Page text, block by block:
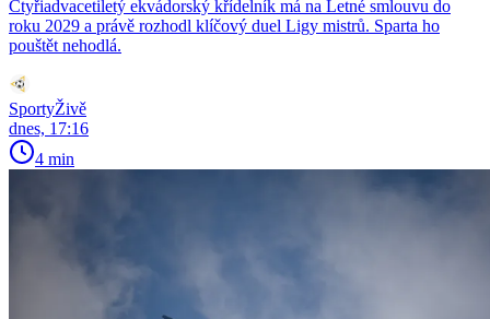
Čtyřiadvacetiletý ekvádorský křídelník má na Letné smlouvu do
roku 2029 a právě rozhodl klíčový duel Ligy mistrů. Sparta ho
pouštět nehodlá.
SportyŽivě
dnes, 17:16
4 min